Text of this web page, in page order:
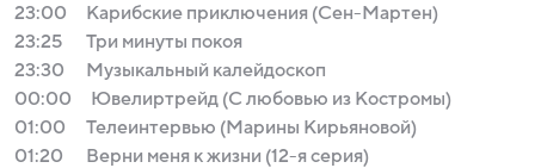
23:00
Карибские приключения (Сен-Мартен)
23:25
Три минуты покоя
23:30
Музыкальный калейдоскоп
00:00
Ювелиртрейд (С любовью из Костромы)
01:00
Телеинтервью (Марины Кирьяновой)
01:20
Верни меня к жизни (12-я серия)